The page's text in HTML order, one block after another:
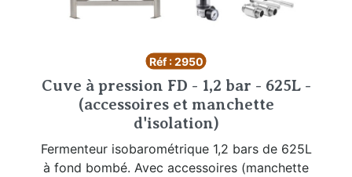
Réf : 2950
Cuve à pression FD - 1,2 bar - 625L -
(accessoires et manchette
d'isolation)
Fermenteur isobarométrique 1,2 bars de 625L
à fond bombé. Avec accessoires (manchette